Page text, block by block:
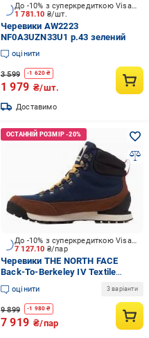
1 781.10 ₴/шт.
До -10% з суперкредиткою Visa Вигода
Черевики AW2223
NF0A3UZN33U1 р.43 зелений
оцінити
3 599 -1 620 ₴
1 979 ₴/шт.
Доставимо
7 127.10 ₴/пар
До -10% з суперкредиткою Visa Вигода
Черевики THE NORTH FACE
Back-To-Berkeley IV Textile
Waterproof NF0A8177OIE1 р.46
синійоцінити 3 варіанти
9 899 -1 980 ₴
7 919 ₴/пар